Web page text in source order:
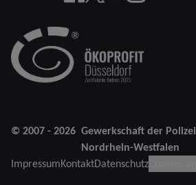
© 2007 - 2026 Gewerkschaft der Polizei
Nordrhein-Westfalen
ImpressumKontaktDatenschutz